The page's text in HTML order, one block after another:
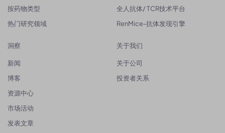
按药物类型
热门研究领域
全人抗体/ TCR技术平台
RenMice-抗体发现引擎
洞察
新闻
博客
资源中心
市场活动
发表文章
关于我们
关于公司
投资者关系